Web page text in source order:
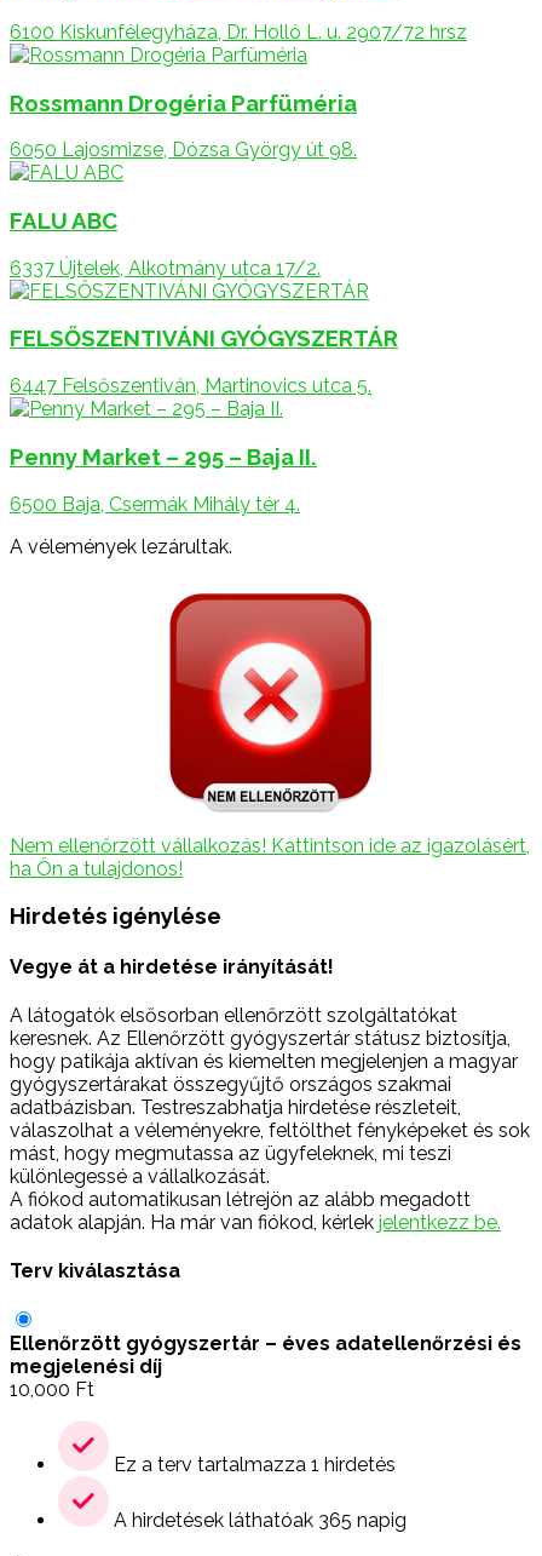
6100 Kiskunfélegyháza, Dr. Holló L. u. 2907/72 hrsz
Rossmann Drogéria Parfüméria
6050 Lajosmizse, Dózsa György út 98.
FALU ABC
6337 Újtelek, Alkotmány utca 17/2.
FELSŐSZENTIVÁNI GYÓGYSZERTÁR
6447 Felsőszentiván, Martinovics utca 5.
Penny Market – 295 – Baja II.
6500 Baja, Csermák Mihály tér 4.
A vélemények lezárultak.
Nem ellenőrzött vállalkozás! Kattintson ide az igazolásért,
ha Ön a tulajdonos!
Hirdetés igénylése
Vegye át a hirdetése irányítását!
A látogatók elsősorban ellenőrzött szolgáltatókat
keresnek. Az Ellenőrzött gyógyszertár státusz biztosítja,
hogy patikája aktívan és kiemelten megjelenjen a magyar
gyógyszertárakat összegyűjtő országos szakmai
adatbázisban. Testreszabhatja hirdetése részleteit,
válaszolhat a véleményekre, feltölthet fényképeket és sok
mást, hogy megmutassa az ügyfeleknek, mi teszi
különlegessé a vállalkozását.
A fiókod automatikusan létrejön az alább megadott
adatok alapján. Ha már van fiókod, kérlek jelentkezz be.
Terv kiválasztása
Ellenőrzött gyógyszertár – éves adatellenőrzési és
megjelenési díj
10,000 Ft
Ez a terv tartalmazza 1 hirdetés
A hirdetések láthatóak 365 napig